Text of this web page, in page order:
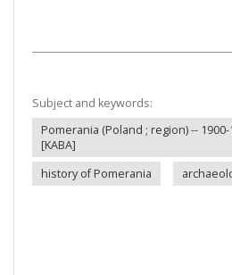
Subject and keywords:
Pomerania (Poland ; region) --
[KABA]
history of Pomerania